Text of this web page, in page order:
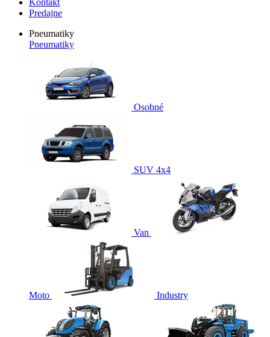
Kontakt
Predajne
Pneumatiky
Pneumatiky
Osobné
SUV 4x4
Van
Moto Industry